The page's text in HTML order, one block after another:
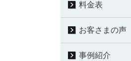
料金表
お客さまの声
事例紹介